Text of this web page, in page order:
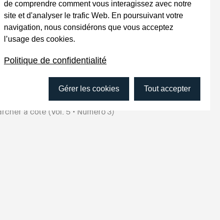
social à la dérive(Vol.9• Numéro2)
imposés, territoires d’entraide(Vol.9
1)
les (in)égalités
citoyennes(Vol.7• Numéro
du cadre
à la source(Vol.6 • Numéro
créatrices(Vol.6• Numéro1)
à côté (Vol. 5 • Numéro3)
de comprendre comment vous interagissez avec notre
site et d'analyser le trafic Web. En poursuivant votre
navigation, nous considérons que vous acceptez
l’usage des cookies.
Politique de confidentialité
Gérer les cookies Tout accepter